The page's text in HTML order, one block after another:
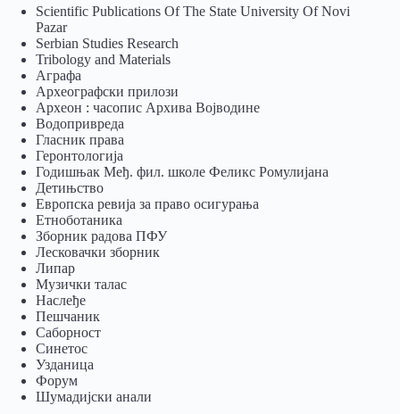
Scientific Publications Of The State University Of Novi
Pazar
Serbian Studies Research
Tribology and Materials
Аграфа
Археографски прилози
Археон : часопис Архива Војводине
Водопривреда
Гласник права
Геронтологија
Годишњак Међ. фил. школе Феликс Ромулијана
Детињство
Европска ревија за право осигурања
Eтноботаника
Зборник радова ПФУ
Лесковачки зборник
Липар
Музички талас
Наслеђе
Пешчаник
Саборност
Синетос
Узданица
Форум
Шумадијски анали